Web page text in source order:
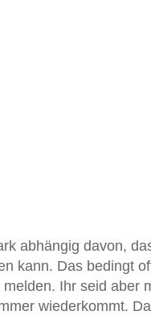
abhängig davon,
kann. Das bedingt
Ihr seid aber
wiederkommt.